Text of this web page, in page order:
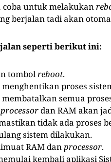
untuk melakukan
berjalan tadi akan
seperti berikut ini:
tombolreboot.
proses
semua
processor dan RAM akan
tidak ada proses
sistem dilakukan.
RAM danprocessor.
kembali aplikasi